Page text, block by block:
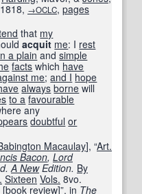
1818, →OCLC, pages
that my
acquit me: I rest
a plain andsimple
facts which have
me;and I hope
always borne will
to a favourable
any
doubtful or
Macaulay], “Art.
Bacon, Lord
A NewEdition. By
Sixteen Vols. 8vo.
[book review]”, in The